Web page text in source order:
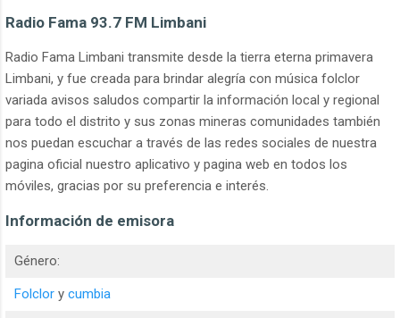
Radio Fama 93.7 FM Limbani
Radio Fama Limbani transmite desde la tierra eterna primavera
Limbani, y fue creada para brindar alegría con música folclor
variada avisos saludos compartir la información local y regional
para todo el distrito y sus zonas mineras comunidades también
nos puedan escuchar a través de las redes sociales de nuestra
pagina oficial nuestro aplicativo y pagina web en todos los
móviles, gracias por su preferencia e interés.
Información de emisora
Género:
Folclor y cumbia